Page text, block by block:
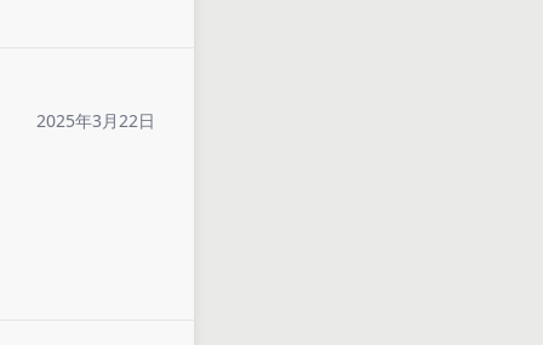
2025年3月22日